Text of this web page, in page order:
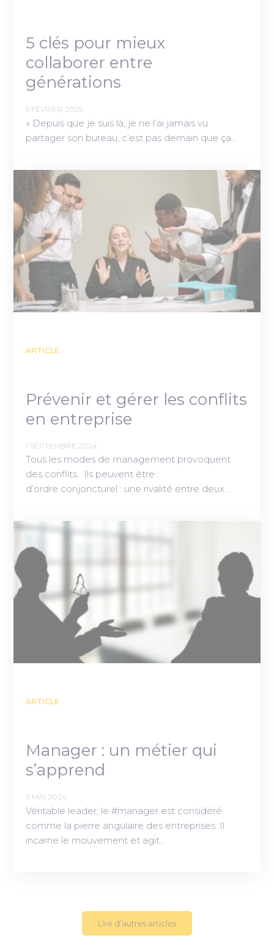
5 clés pour mieux
collaborer entre
générations
5 FÉVRIER 2025
« Depuis que je suis là, je ne l’ai jamais vu
partager son bureau, c’est pas demain que ça…
ARTICLE
Prévenir et gérer les conflits
en entreprise
1 SEPTEMBRE 2024
Tous les modes de management provoquent
des conflits. Ils peuvent être :
d’ordre conjoncturel : une rivalité entre deux…
ARTICLE
Manager : un métier qui
s’apprend
3 MAI 2024
Véritable leader, le #manager est considéré
comme la pierre angulaire des entreprises. Il
incarne le mouvement et agit…
Lire d’autres articles